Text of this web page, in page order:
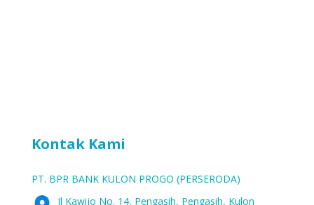
Kontak Kami
PT. BPR BANK KULON PROGO (PERSERODA)
Jl Kawijo No. 14, Pengasih, Pengasih, Kulon